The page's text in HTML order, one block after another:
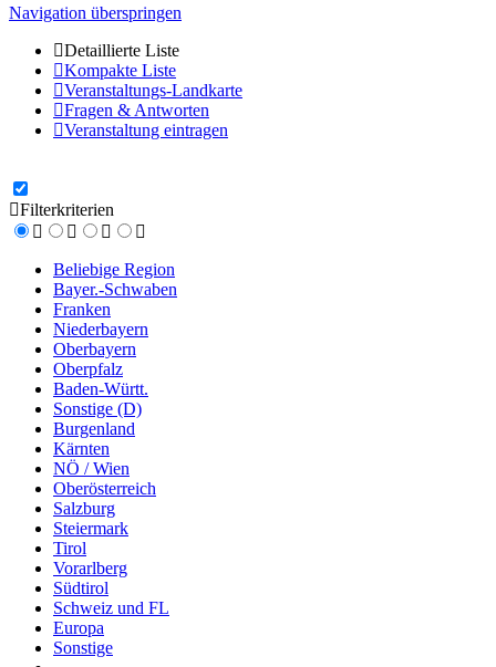
Navigation überspringen
Detaillierte Liste
Kompakte Liste
Veranstaltungs-Landkarte
Fragen & Antworten
Veranstaltung eintragen
Filterkriterien
Beliebige Region
Bayer.-Schwaben
Franken
Niederbayern
Oberbayern
Oberpfalz
Baden-Württ.
Sonstige (D)
Burgenland
Kärnten
NÖ / Wien
Oberösterreich
Salzburg
Steiermark
Tirol
Vorarlberg
Südtirol
Schweiz und FL
Europa
Sonstige